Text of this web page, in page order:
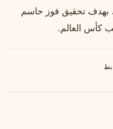
بهدف تحقيق فوز حاسم
كأس العالم.